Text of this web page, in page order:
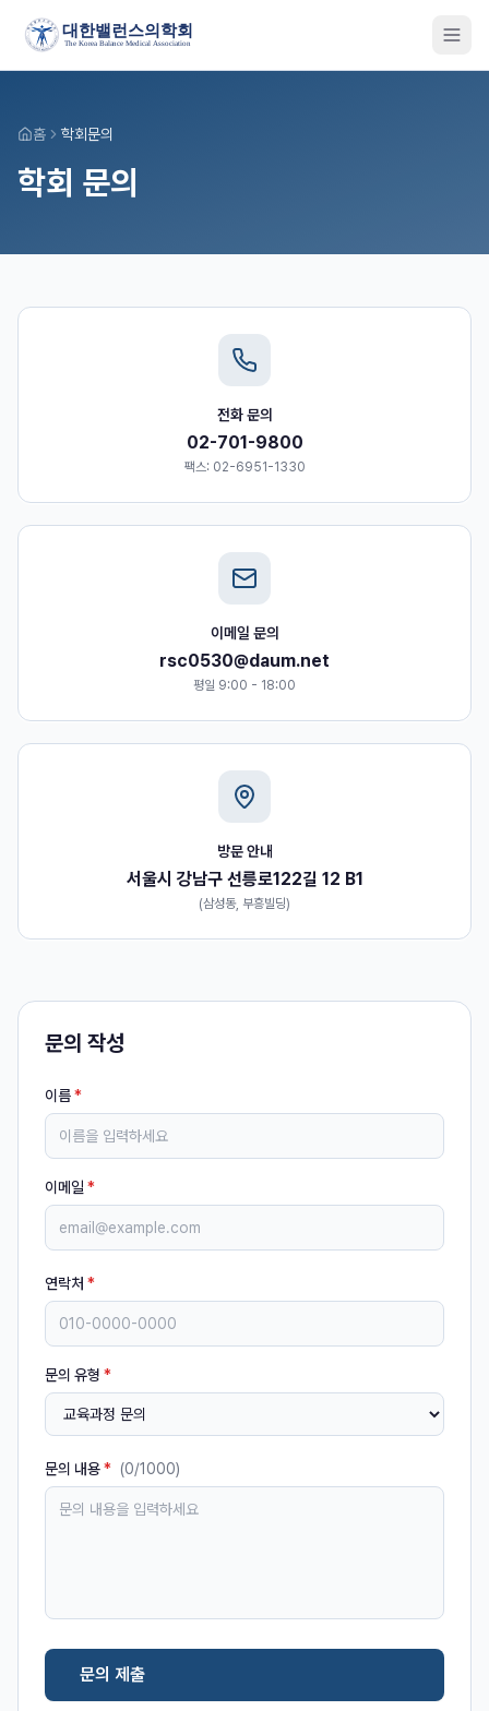
홈 학회문의
학회 문의
전화 문의
02-701-9800
팩스: 02-6951-1330
이메일 문의
rsc0530@daum.net
평일 9:00 - 18:00
방문 안내
서울시 강남구 선릉로122길 12 B1
(삼성동, 부흥빌딩)
문의 작성
이름*
이메일 *
연락처 *
문의 유형 *
문의 내용* (0/1000)
문의 제출